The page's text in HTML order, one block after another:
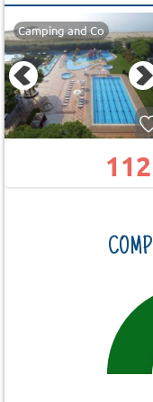
Camping and Co